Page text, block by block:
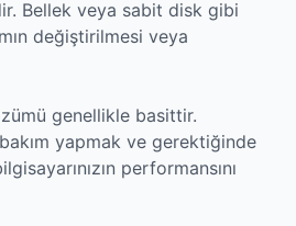
Bellek veya sabit disk gibi
değiştirilmesi veya
genellikle basittir.
yapmak ve gerektiğinde
performansını